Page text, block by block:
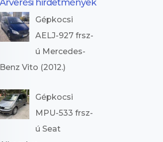
Árverési hirdetmények
Gépkocsi
AELJ-927 frsz-
ú Mercedes-
Benz Vito (2012.)
Gépkocsi
MPU-533 frsz-
ú Seat